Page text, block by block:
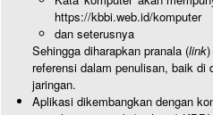
https://kbbi.web.id/komputer
dan seterusnya
Sehingga diharapkan pranala (link
referensi dalam penulisan, baik di
jaringan.
Aplikasi dikembangkan dengan